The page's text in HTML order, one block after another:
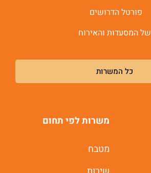
פורטל הדרושים
של המסעדות והאירוח
כל המשרות
משרות לפי תחום
מטבח